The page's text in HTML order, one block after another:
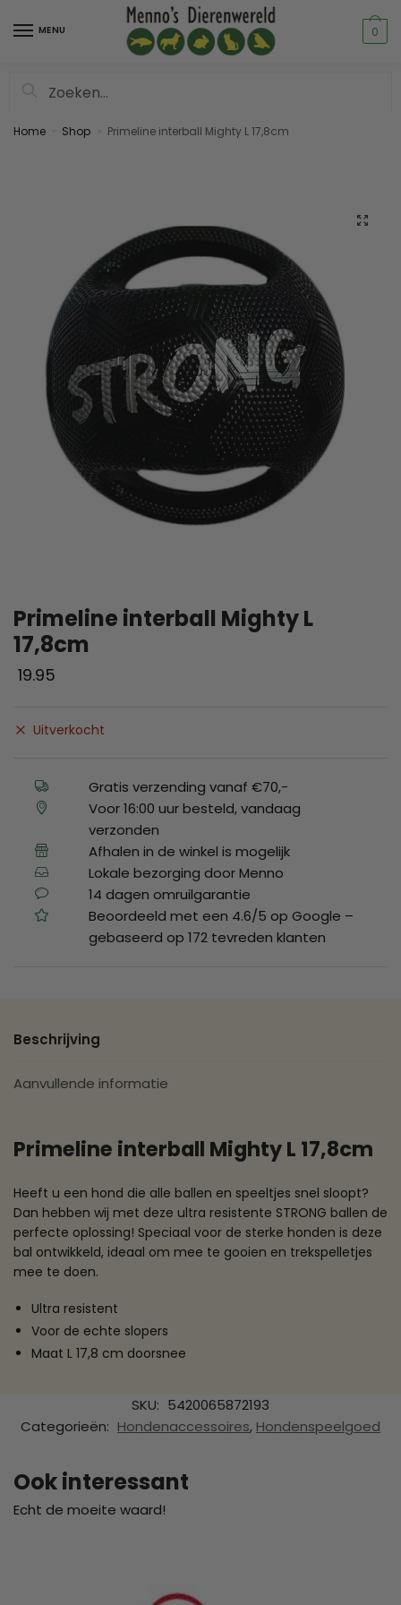
MENU 0
Home Shop Primeline interball Mighty L 17,8cm
Primeline interball Mighty L
17,8cm
19.95
Uitverkocht
Gratis verzending vanaf €70,-
Voor 16:00 uur besteld, vandaag
verzonden
Afhalen in de winkel is mogelijk
Lokale bezorging door Menno
14 dagen omruilgarantie
Beoordeeld met een 4.6/5 op Google –
gebaseerd op 172 tevreden klanten
Beschrijving
Aanvullende informatie
Primeline interball Mighty L 17,8cm
Heeft u een hond die alle ballen en speeltjes snel sloopt?
Dan hebben wij met deze ultra resistente STRONG ballen de
perfecte oplossing! Speciaal voor de sterke honden is deze
bal ontwikkeld, ideaal om mee te gooien en trekspelletjes
mee te doen.
Ultra resistent
Voor de echte slopers
Maat L 17,8 cm doorsnee
SKU: 5420065872193
Categorieën: Hondenaccessoires, Hondenspeelgoed
Ook interessant
Echt de moeite waard!